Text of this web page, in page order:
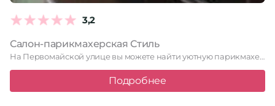
3,2
Салон-парикмахерская Стиль
На Первомайской улице вы можете найти уютную парикмахерскую, где вас …
Подробнее